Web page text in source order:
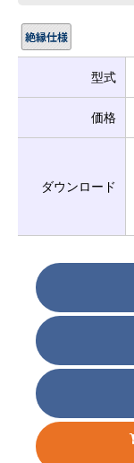
型式
価格
ダウンロード